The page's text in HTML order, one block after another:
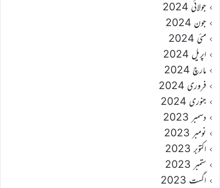
جولائی 2024
جون 2024
مئی 2024
اپریل 2024
مارچ 2024
فروری 2024
جنوری 2024
دسمبر 2023
نومبر 2023
اکتوبر 2023
ستمبر 2023
اگست 2023